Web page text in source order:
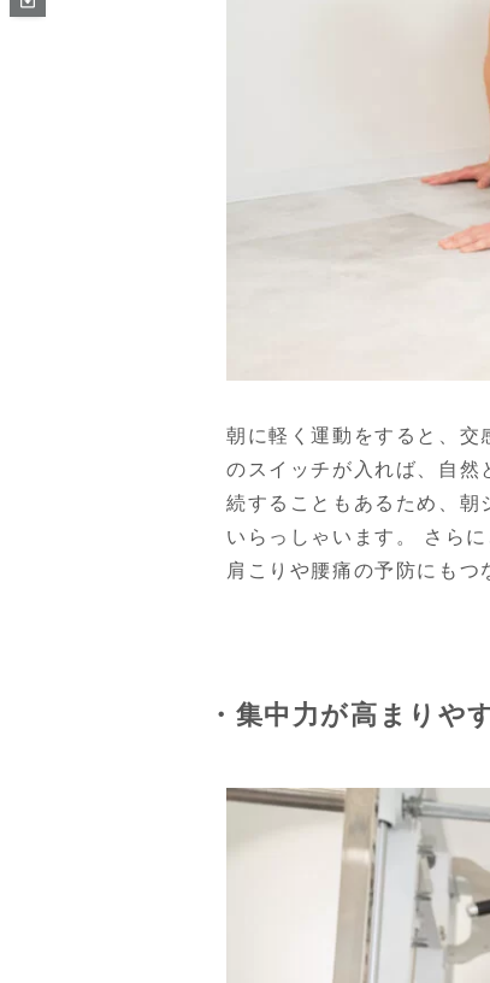
朝に軽く運動をすると、交
のスイッチが入れば、自然
続することもあるため、朝
いらっしゃいます。 さら
肩こりや腰痛の予防にもつ
・集中力が高まりや